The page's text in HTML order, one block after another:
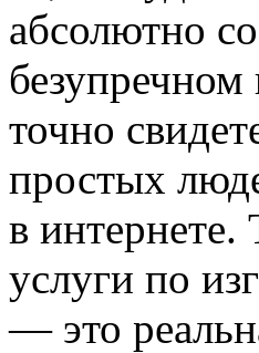
абсолютно
безупречном
точно
простых
в интернете.
услуги по
— это